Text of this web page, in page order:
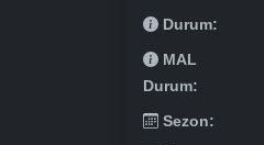
Durum:
MAL
Durum:
Sezon: